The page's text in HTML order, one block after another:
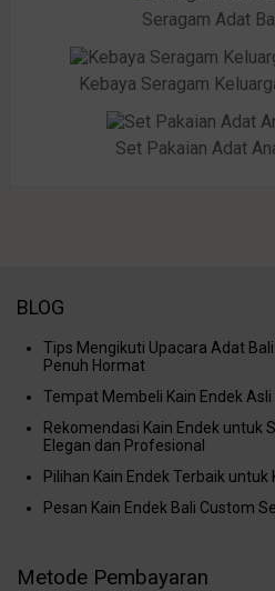
Seragam Adat
Kebaya Seragam
Set Pakaian Adat
BLOG
Tips Mengikuti Upacara Adat
Penuh Hormat
Tempat Membeli Kain Endek Asli
Rekomendasi Kain Endek untuk
Elegan dan Profesional
Pilihan Kain Endek Terbaik untuk
Pesan Kain Endek Bali Custom
Metode Pembayaran